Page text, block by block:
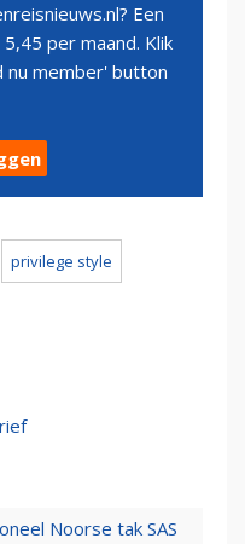
Een
per maand. Klik
nu member' button
privilege style
Noorse tak SAS